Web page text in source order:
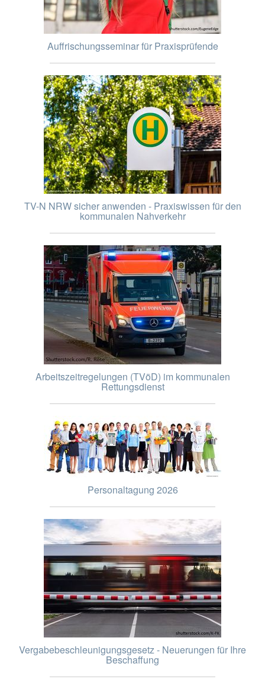
Auffrischungsseminar für Praxisprüfende
TV-N NRW sicher anwenden - Praxiswissen für den
kommunalen Nahverkehr
Arbeitszeitregelungen (TVöD) im kommunalen
Rettungsdienst
Personaltagung 2026
Vergabebeschleunigungsgesetz - Neuerungen für Ihre
Beschaffung